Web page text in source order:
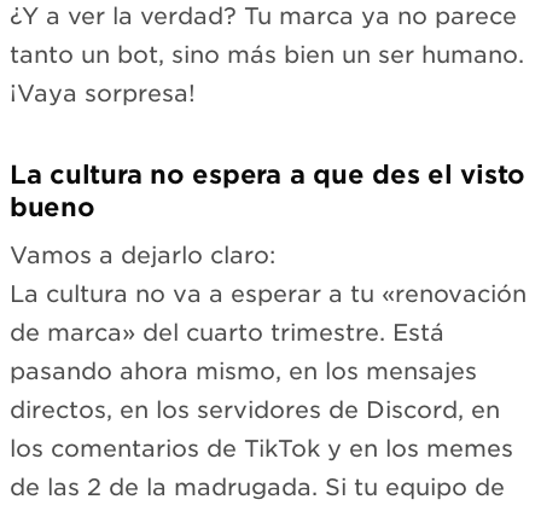
¿Y a ver la verdad? Tu marca ya no parece
tanto un bot, sino más bien un ser humano.
¡Vaya sorpresa!
La cultura no espera a que des el visto
bueno
Vamos a dejarlo claro:
La cultura no va a esperar a tu «renovación
de marca» del cuarto trimestre. Está
pasando ahora mismo, en los mensajes
directos, en los servidores de Discord, en
los comentarios de TikTok y en los memes
de las 2 de la madrugada. Si tu equipo de